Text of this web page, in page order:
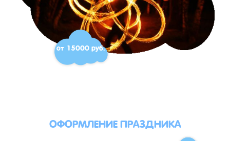
от 15000 руб.
ОФОРМЛЕНИЕ ПРАЗДНИКА